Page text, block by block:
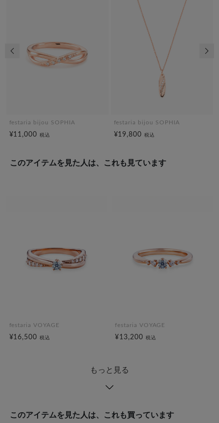
festaria bijou SOPHIA
¥11,000税込
festaria bijou SOPHIA
¥19,800税込
前の画像
このアイテムを見た人は、これも見ています
festaria VOYAGE
¥16,500税込
festaria VOYAGE
¥13,200 税込
もっと見る
このアイテムを見た人は、これも買っています